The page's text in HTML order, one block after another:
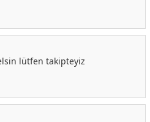
lütfen takipteyiz